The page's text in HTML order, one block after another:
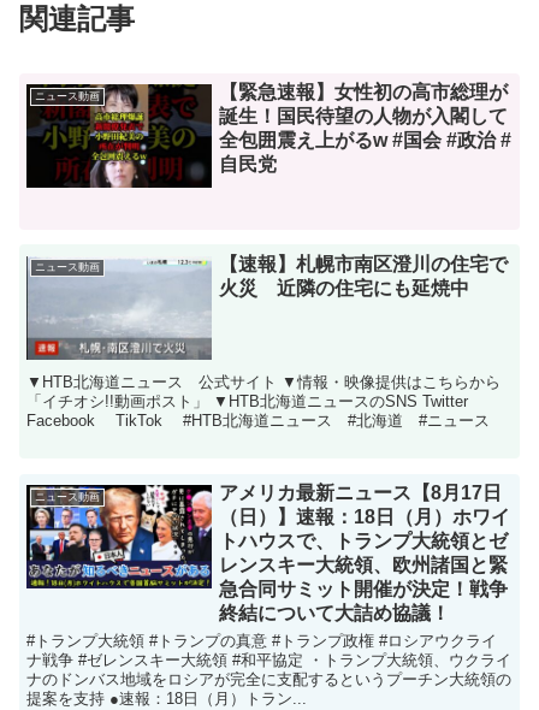
関連記事
ニュース動画
【緊急速報】女性初の高市総理が
誕生！国民待望の人物が入閣して
全包囲震え上がるw #国会 #政治 #
自民党
ニュース動画
【速報】札幌市南区澄川の住宅で
火災 近隣の住宅にも延焼中
▼HTB北海道ニュース 公式サイト ▼情報・映像提供はこちらから
「イチオシ!!動画ポスト」 ▼HTB北海道ニュースのSNS Twitter
Facebook TikTok #HTB北海道ニュース #北海道 #ニュース
ニュース動画
アメリカ最新ニュース【8月17日
（日）】速報：18日（月）ホワイ
トハウスで、トランプ大統領とゼ
レンスキー大統領、欧州諸国と緊
急合同サミット開催が決定！戦争
終結について大詰め協議！
#トランプ大統領 #トランプの真意 #トランプ政権 #ロシアウクライ
ナ戦争 #ゼレンスキー大統領 #和平協定 ・トランプ大統領、ウクライ
ナのドンバス地域をロシアが完全に支配するというプーチン大統領の
提案を支持 ●速報：18日（月）トラン...